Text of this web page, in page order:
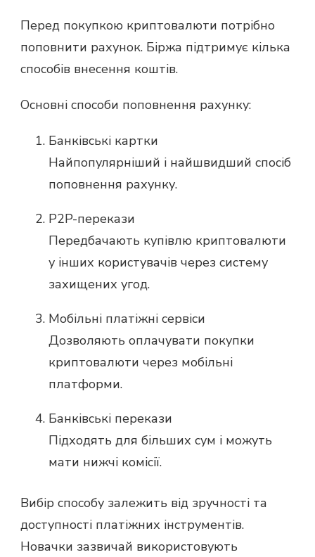
Перед покупкою криптовалюти потрібно
поповнити рахунок. Біржа підтримує кілька
способів внесення коштів.
Основні способи поповнення рахунку:
Банківські картки
Найпопулярніший і найшвидший спосіб
поповнення рахунку.
P2P-перекази
Передбачають купівлю криптовалюти
у інших користувачів через систему
захищених угод.
Мобільні платіжні сервіси
Дозволяють оплачувати покупки
криптовалюти через мобільні
платформи.
Банківські перекази
Підходять для більших сум і можуть
мати нижчі комісії.
Вибір способу залежить від зручності та
доступності платіжних інструментів.
Новачки зазвичай використовують